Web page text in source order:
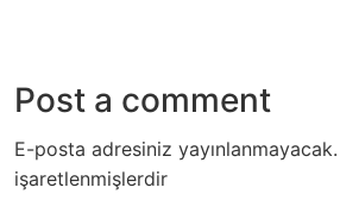
Post a comment
E-posta adresiniz yayınlanmayacak.
işaretlenmişlerdir